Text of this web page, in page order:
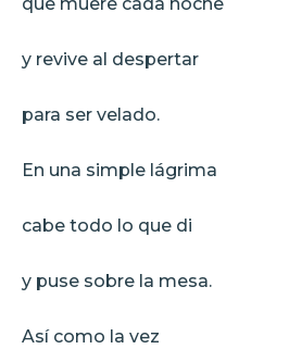
y revive al despertar
para ser velado.
En una simple lágrima
cabe todo lo que di
y puse sobre la mesa.
Así como la vez